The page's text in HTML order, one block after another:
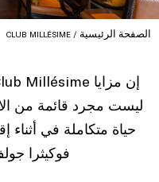
الصفحة الرئيسية CLUB MILLÉSIME
ليست مجرد قائمة من
حياة متكاملة في
فوكيثرا